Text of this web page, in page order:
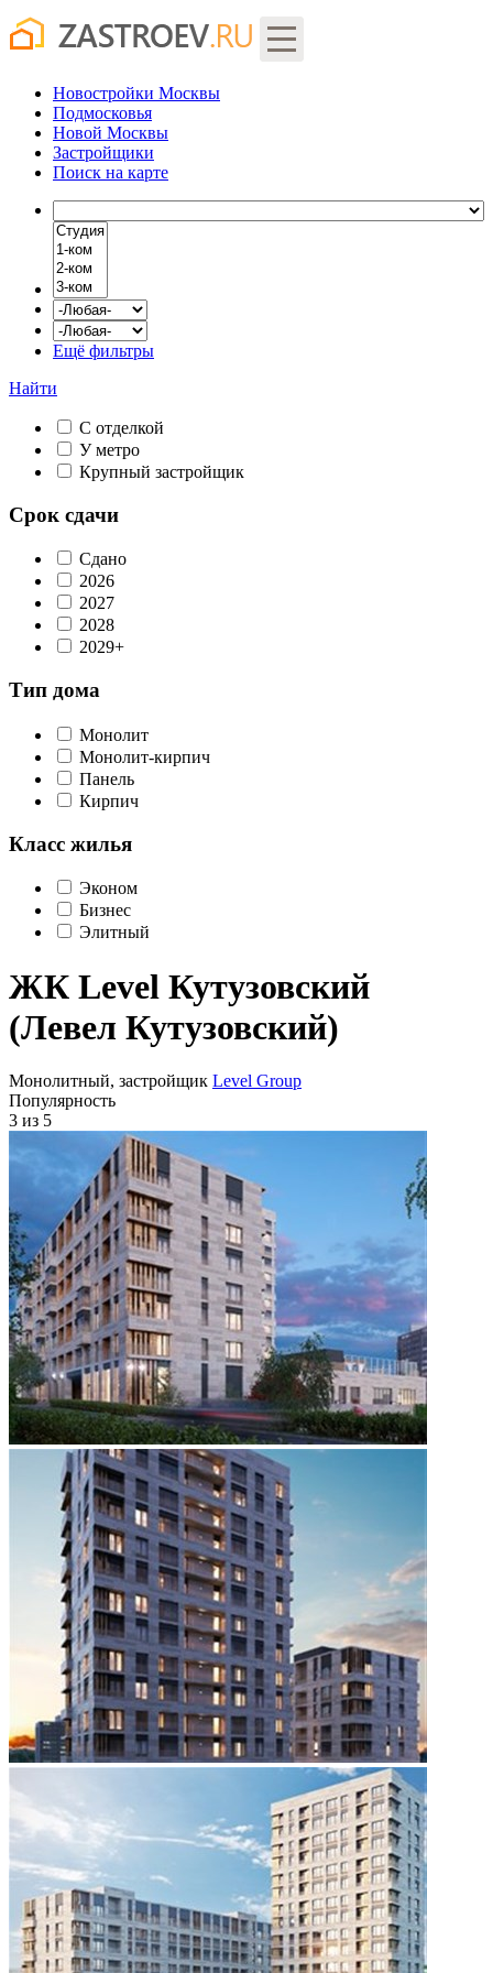
Новостройки Москвы
Подмосковья
Новой Москвы
Застройщики
Поиск на карте
Ещё фильтры
Найти
С отделкой
У метро
Крупный застройщик
Срок сдачи
Сдано
2026
2027
2028
2029+
Тип дома
Монолит
Монолит-кирпич
Панель
Кирпич
Класс жилья
Эконом
Бизнес
Элитный
ЖК Level Кутузовский
(Левел Кутузовский)
Монолитный, застройщик Level Group
Популярность
3 из 5